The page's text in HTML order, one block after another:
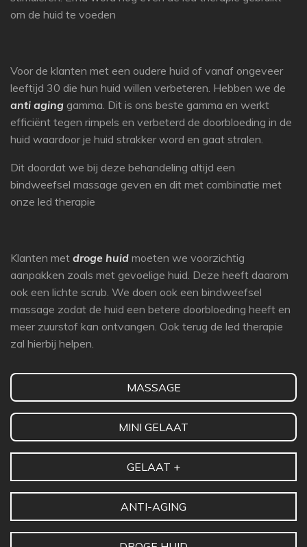
om de huid te voeden
Voor de klanten met een oudere huid of vanaf ongeveer
leeftijd 30 die hun huid willen verbeteren. Hebben we de
anti aging gamma. Dit is ons beste gamma en werkt
efficiënt tegen rimpels en verbeterd de doorbloeding in de
huid waardoor je huid strakker word en gaat stralen.
Dit doordat we bij deze behandeling altijd een
bindweefsel massage geven en dit met combinatie met
onze led therapie
Klanten met droge huid moeten we voorzichtig
aanpakken zoals met gevoelige huid. Deze heeft daarom
ook een lichte scrub. We doen ook een bindweefsel
massage zodat de huid een betere doorbloeding heeft en
meer zuurstof kan ontvangen. Ook terug de led therapie
zal hierbij helpen.
MASSAGE
MINI GELAAT
GELAAT +
ANTI-AGING